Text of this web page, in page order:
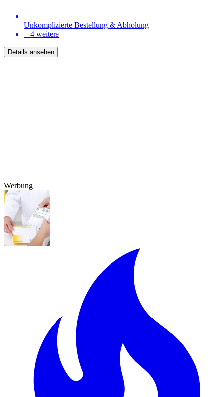
Unkomplizierte Bestellung & Abholung
+ 4 weitere
Details ansehen
Werbung